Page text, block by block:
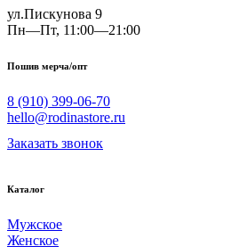
ул.Пискунова 9
Пн—Пт, 11:00—21:00
Пошив мерча/опт
8 (910) 399-06-70
hello@rodinastore.ru
Заказать звонок
Каталог
Мужское
Женское